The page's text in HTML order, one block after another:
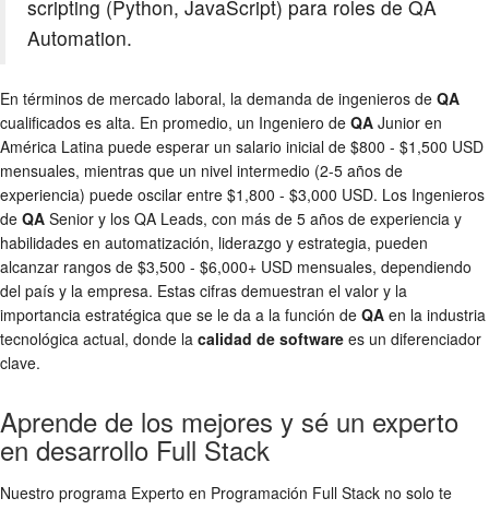
scripting (Python, JavaScript) para roles de QA
Automation.
En términos de mercado laboral, la demanda de ingenieros de QA
cualificados es alta. En promedio, un Ingeniero de QA Junior en
América Latina puede esperar un salario inicial de $800 - $1,500 USD
mensuales, mientras que un nivel intermedio (2-5 años de
experiencia) puede oscilar entre $1,800 - $3,000 USD. Los Ingenieros
de QA Senior y los QA Leads, con más de 5 años de experiencia y
habilidades en automatización, liderazgo y estrategia, pueden
alcanzar rangos de $3,500 - $6,000+ USD mensuales, dependiendo
del país y la empresa. Estas cifras demuestran el valor y la
importancia estratégica que se le da a la función de QA en la industria
tecnológica actual, donde la calidad de software es un diferenciador
clave.
Aprende de los mejores y sé un experto
en desarrollo Full Stack
Nuestro programa Experto en Programación Full Stack no solo te